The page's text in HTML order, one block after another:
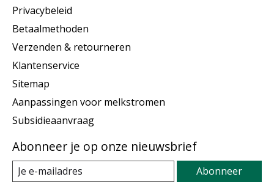
Privacybeleid
Betaalmethoden
Verzenden & retourneren
Klantenservice
Sitemap
Aanpassingen voor melkstromen
Subsidieaanvraag
Abonneer je op onze nieuwsbrief
Abonneer